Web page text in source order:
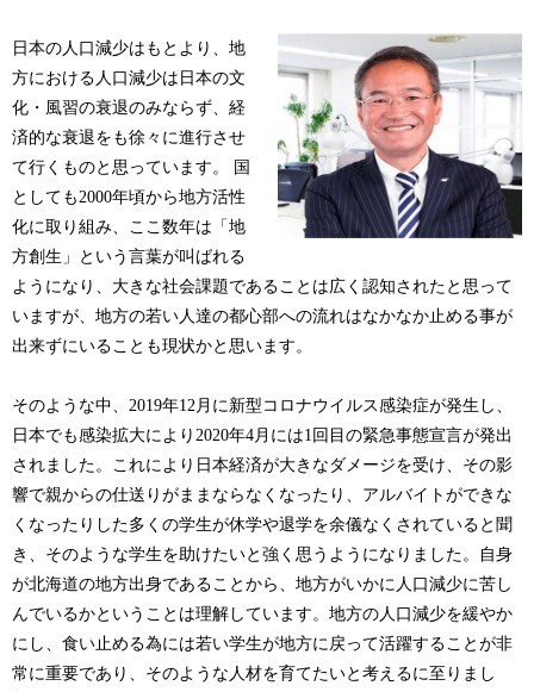
日本の人口減少はもとより、地
方における人口減少は日本の文
化・風習の衰退のみならず、経
済的な衰退をも徐々に進行させ
て行くものと思っています。 国
としても2000年頃から地方活性
化に取り組み、ここ数年は「地
方創生」という言葉が叫ばれる
ようになり、大きな社会課題であることは広く認知されたと思って
いますが、地方の若い人達の都心部への流れはなかなか止める事が
出来ずにいることも現状かと思います。
そのような中、2019年12月に新型コロナウイルス感染症が発生し、
日本でも感染拡大により2020年4月には1回目の緊急事態宣言が発出
されました。これにより日本経済が大きなダメージを受け、その影
響で親からの仕送りがままならなくなったり、アルバイトができな
くなったりした多くの学生が休学や退学を余儀なくされていると聞
き、そのような学生を助けたいと強く思うようになりました。自身
が北海道の地方出身であることから、地方がいかに人口減少に苦し
んでいるかということは理解しています。地方の人口減少を緩やか
にし、食い止める為には若い学生が地方に戻って活躍することが非
常に重要であり、そのような人材を育てたいと考えるに至りまし